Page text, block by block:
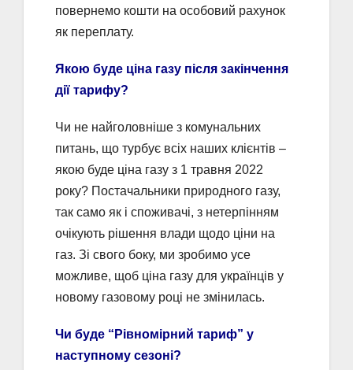
повернемо кошти на особовий рахунок
як переплату.
Якою буде ціна газу після закінчення
дії тарифу?
Чи не найголовніше з комунальних
питань, що турбує всіх наших клієнтів –
якою буде ціна газу з 1 травня 2022
року? Постачальники природного газу,
так само як і споживачі, з нетерпінням
очікують рішення влади щодо ціни на
газ. Зі свого боку, ми зробимо усе
можливе, щоб ціна газу для українців у
новому газовому році не змінилась.
Чи буде “Рівномірний тариф” у
наступному сезоні?